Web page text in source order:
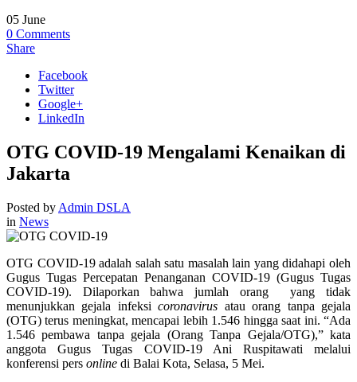
05 June
0 Comments
Share
Facebook
Twitter
Google+
LinkedIn
OTG COVID-19 Mengalami Kenaikan di
Jakarta
Posted by Admin DSLA
in News
OTG COVID-19 adalah salah satu masalah lain yang didahapi oleh
Gugus Tugas Percepatan Penanganan COVID-19 (Gugus Tugas
COVID-19). Dilaporkan bahwa jumlah orang yang tidak
menunjukkan gejala infeksicoronavirus atau orang tanpa gejala
(OTG) terus meningkat, mencapai lebih 1.546 hingga saat ini. “Ada
1.546 pembawa tanpa gejala (Orang Tanpa Gejala/OTG),” kata
anggota Gugus Tugas COVID-19 Ani Ruspitawati melalui
konferensi pers online di Balai Kota, Selasa, 5 Mei.